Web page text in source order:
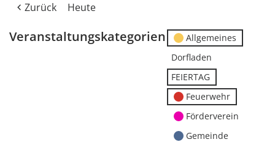
Zurück Heute
Veranstaltungskategorien
Allgemeines
Dorfladen
FEIERTAG
Feuerwehr
Förderverein
Gemeinde